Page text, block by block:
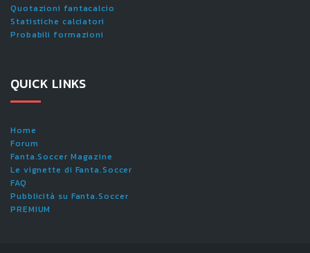
Quotazioni fantacalcio
Statistiche calciatori
Probabili formazioni
QUICK LINKS
Home
Forum
Fanta.Soccer Magazine
Le vignette di Fanta.Soccer
FAQ
Pubblicità su Fanta.Soccer
PREMIUM